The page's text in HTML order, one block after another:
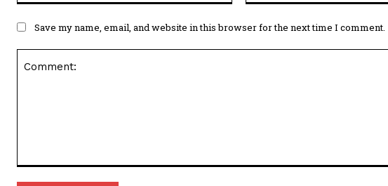
Save my name, email, and website in this browser for the next time I comment.